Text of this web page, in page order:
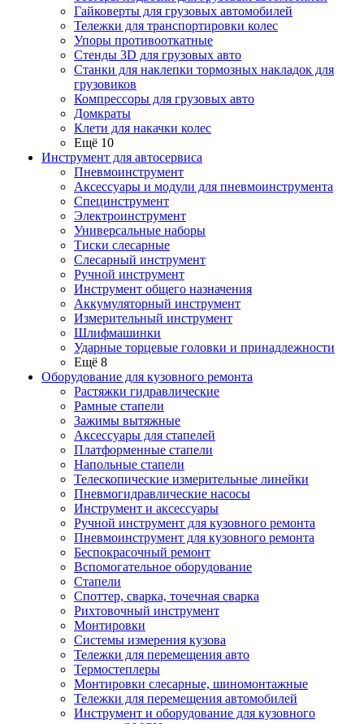
Гайковерты для грузовых автомобилей
Тележки для транспортировки колес
Упоры противооткатные
Стенды 3D для грузовых авто
Станки для наклепки тормозных накладок для
грузовиков
Компрессоры для грузовых авто
Домкраты
Клети для накачки колес
Ещё 10
Инструмент для автосервиса
Пневмоинструмент
Аксессуары и модули для пневмоинструмента
Специнструмент
Электроинструмент
Универсальные наборы
Тиски слесарные
Слесарный инструмент
Ручной инструмент
Инструмент общего назначения
Аккумуляторный инструмент
Измерительный инструмент
Шлифмашинки
Ударные торцевые головки и принадлежности
Ещё 8
Оборудование для кузовного ремонта
Растяжки гидравлические
Рамные стапели
Зажимы вытяжные
Аксессуары для стапелей
Платформенные стапели
Напольные стапели
Телескопические измерительные линейки
Пневмогидравлические насосы
Инструмент и аксессуары
Ручной инструмент для кузовного ремонта
Пневмоинструмент для кузовного ремонта
Беспокрасочный ремонт
Вспомогательное оборудование
Стапели
Споттер, сварка, точечная сварка
Рихтовочный инструмент
Монтировки
Системы измерения кузова
Тележки для перемещения авто
Термостеплеры
Монтировки слесарные, шиномонтажные
Тележки для перемещения автомобилей
Инструмент и оборудование для кузовного